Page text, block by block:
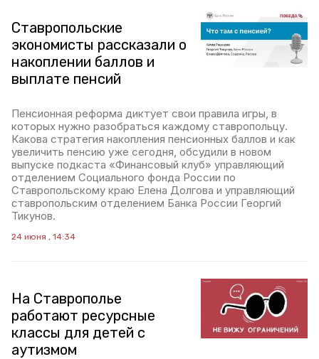
Ставропольские
экономисты рассказали о
накоплении баллов и
выплате пенсий
Пенсионная реформа диктует свои правила игры, в
которых нужно разобраться каждому ставропольцу.
Какова стратегия накопления пенсионных баллов и как
увеличить пенсию уже сегодня, обсудили в новом
выпуске подкаста «Финансовый клуб» управляющий
отделением Социального фонда России по
Ставропольскому краю Елена Долгова и управляющий
ставропольским отделением Банка России Георгий
Тикунов.
24 июня , 14:34
На Ставрополье
работают ресурсные
классы для детей с
аутизмом